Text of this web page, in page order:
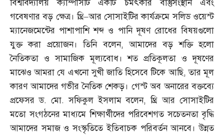
বিশ্ববিদ্যালয় ক্যাম্পাসটি একটি চমৎকার বাস্তুসংস্থান এবং
গবেষণার বড় ক্ষেত্র। থ্রি–আর সোসাইটির কার্যক্রমে সলিড ওয়েস্ট
ম্যানেজমেন্টের পাশাপাশি শব্দ ও পানি দূষণ রোধের বিষয়গুলো
যুক্ত করা প্রয়োজন। তিনি বলেন,আমাদের বড় শক্তি হলো
নৈতিকতা ও সামাজিক মূল্যবোধ। শত প্রতিকূলতা ও দূষণের
মাঝেও আমরা যে এখনো সুখী জাতি হিসেবে টিকে আছি,তার মূল
কারণ আমাদের গভীর নৈতিক শেকড়। গেস্ট অব অনারের বক্তব্যে
প্রফেসর ড. মো.সফিকুল ইসলাম বলেন,থ্রি আর সোসাইটির
মতো সংগঠনের মাধ্যমে শিক্ষার্থীদের পরিবেশগত সচেতনতা বৃদ্ধি
আমাদের সমাজ ও সংস্কৃতিতে ইতিবাচক পরিবর্তন আনবে। উন্নত